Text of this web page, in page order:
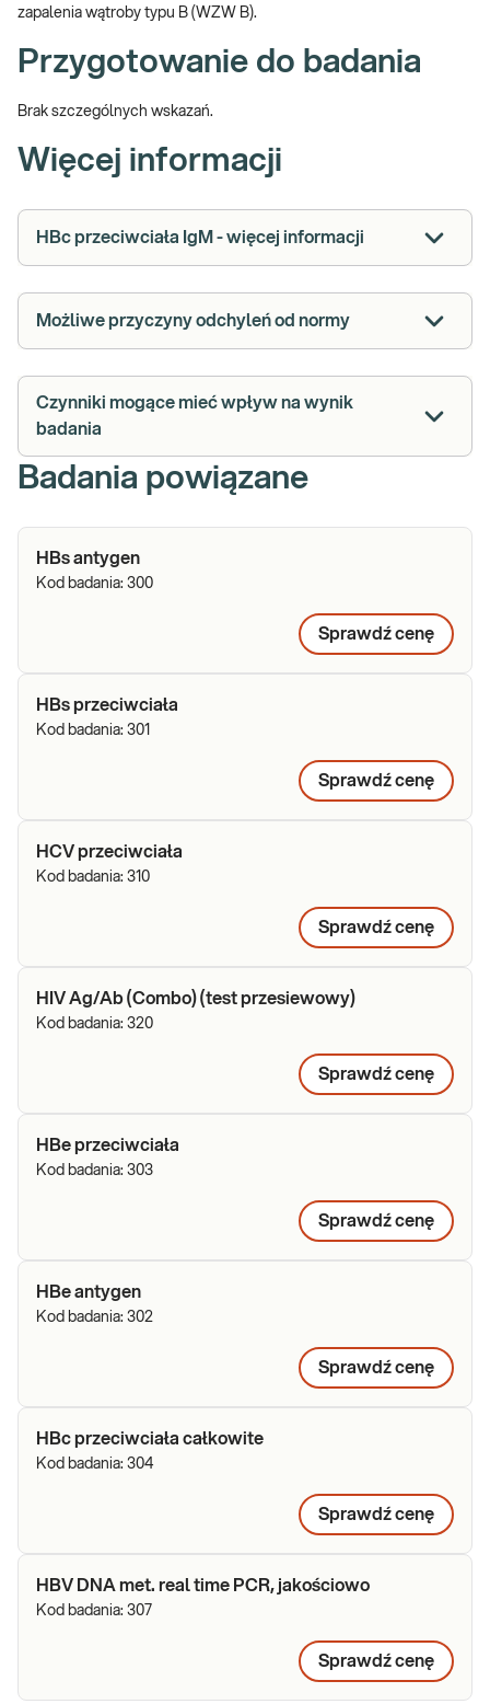
zapalenia wątroby typu B (WZW B).
Przygotowanie do badania
Brak szczególnych wskazań.
Więcej informacji
HBc przeciwciała IgM - więcej informacji
Możliwe przyczyny odchyleń od normy
Czynniki mogące mieć wpływ na wynik
badania
Badania powiązane
HBs antygen
Kod badania: 300
Sprawdź cenę
HBs przeciwciała
Kod badania: 301
Sprawdź cenę
HCV przeciwciała
Kod badania: 310
Sprawdź cenę
HIV Ag/Ab (Combo) (test przesiewowy)
Kod badania: 320
Sprawdź cenę
HBe przeciwciała
Kod badania: 303
Sprawdź cenę
HBe antygen
Kod badania: 302
Sprawdź cenę
HBc przeciwciała całkowite
Kod badania: 304
Sprawdź cenę
HBV DNA met. real time PCR, jakościowo
Kod badania: 307
Sprawdź cenę